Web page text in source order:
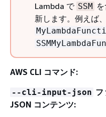
Lambda で SSM
新します。例えば
AWS CLI コマンド:
--cli-input-json フ
JSON コンテンツ: